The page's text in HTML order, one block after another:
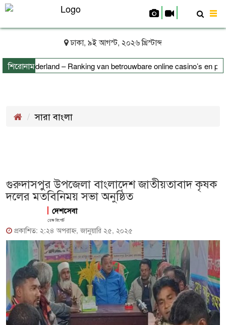
ঢাকা, ৯ই আগস্ট, ২০২৬ খ্রিস্টাব্দ
শিরোনাম
Nederland – Ranking van betrouwbare online casino’s en
সারা বাংলা
গুরুদাসপুর উপজেলা বাংলাদেশ জাতীয়তাবাদ কৃষক
দলের মতবিনিময় সভা অনুষ্ঠিত
দেশসেবা
ডেস্ক রিপোর্ট
প্রকাশিত: ২:২৪ অপরাহ্ণ, জানুয়ারি ২৫, ২০২৫